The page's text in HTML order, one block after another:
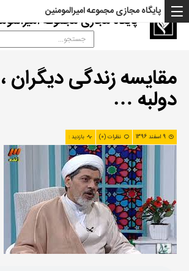
پایگاه مجازی مجموعه
پایگاه مجازی مجموعه امیرالمومنین
مقایسه زندگی
دولبه …
9 اسفند 1396 نظرات (0) بازدید :